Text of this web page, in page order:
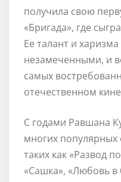
получила свою
«Бригада», где
Ее талант и
незамеченными, и
самых
отечественном
С годами Равшана
многих популярных
таких как «Развод
«Сашка», «Любовь